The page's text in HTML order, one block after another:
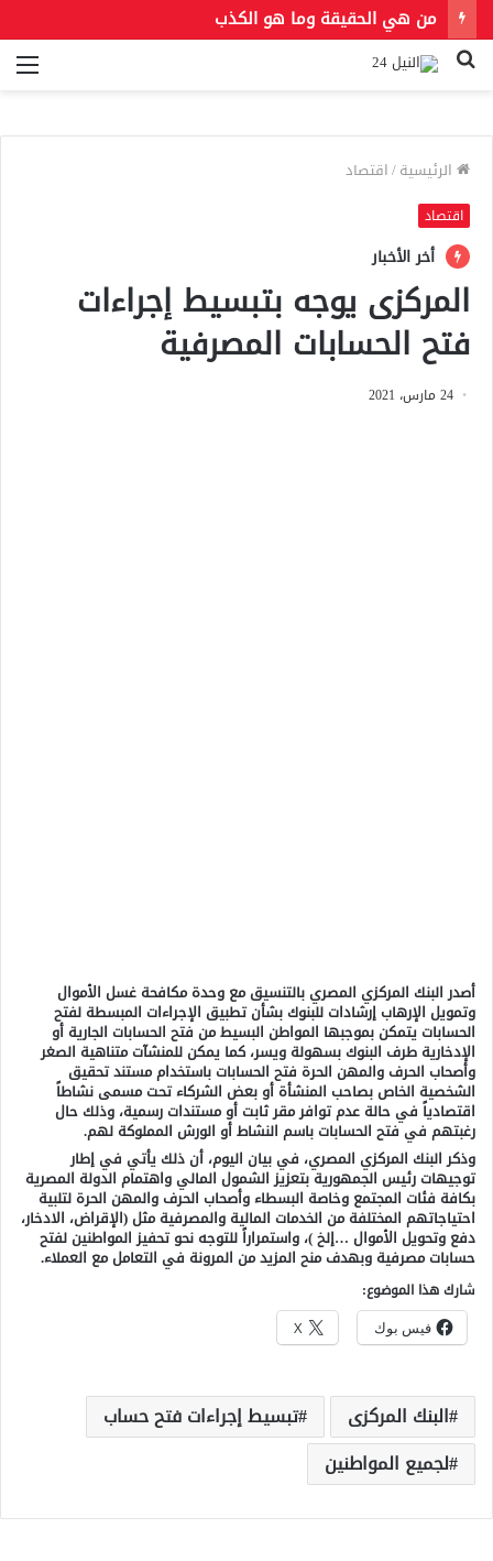
من هي الحقيقة وما هو الكذب
بحث
الرئيسية/اقتصاد
اقتصاد
أخر الأخبار
المركزى يوجه بتبسيط إجراءات
فتح الحسابات المصرفية
24 مارس، 2021
أصدر البنك المركزي المصري بالتنسيق مع وحدة مكافحة غسل الأموال
وتمويل الإرهاب إرشادات للبنوك بشأن تطبيق الإجراءات المبسطة لفتح
الحسابات يتمكن بموجبها المواطن البسيط من فتح الحسابات الجارية أو
الإدخارية طرف البنوك بسهولة ويسر، كما يمكن للمنشآت متناهية الصغر
وأصحاب الحرف والمهن الحرة فتح الحسابات باستخدام مستند تحقيق
الشخصية الخاص بصاحب المنشأة أو بعض الشركاء تحت مسمى نشاطاً
اقتصادياً في حالة عدم توافر مقر ثابت أو مستندات رسمية، وذلك حال
رغبتهم في فتح الحسابات باسم النشاط أو الورش المملوكة لهم.
وذكر البنك المركزي المصري، في بيان اليوم، أن ذلك يأتي في إطار
توجيهات رئيس الجمهورية بتعزيز الشمول المالي واهتمام الدولة المصرية
بكافة فئات المجتمع وخاصة البسطاء وأصحاب الحرف والمهن الحرة لتلبية
احتياجاتهم المختلفة من الخدمات المالية والمصرفية مثل (الإقراض، الادخار،
دفع وتحويل الأموال …إلخ )، واستمراراً للتوجه نحو تحفيز المواطنين لفتح
حسابات مصرفية وبهدف منح المزيد من المرونة في التعامل مع العملاء.
شارك هذا الموضوع:
فيس بوك X
البنك المركزى
تبسيط إجراءات فتح حساب
لجميع المواطنين